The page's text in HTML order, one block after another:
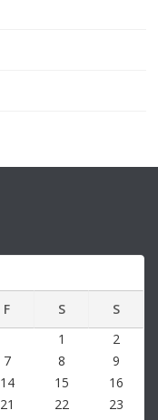
F S S
1
2
7 8
9
14 15
16
21 22
23